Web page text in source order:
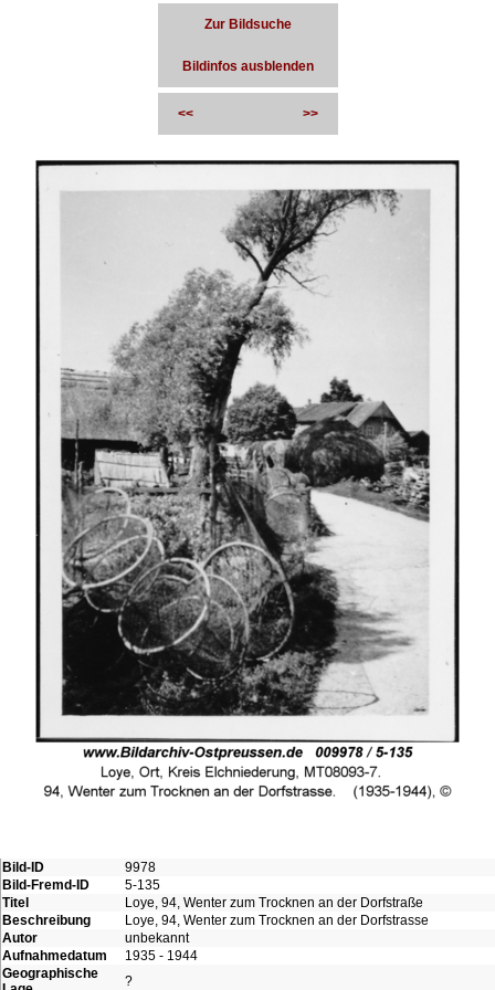
Zur Bildsuche
Bildinfos ausblenden
<< >>
Bild-ID
9978
Bild-Fremd-ID
5-135
Titel
Loye, 94, Wenter zum Trocknen an der Dorfstraße
Beschreibung
Loye, 94, Wenter zum Trocknen an der Dorfstrasse
Autor
unbekannt
Aufnahmedatum
1935 - 1944
Geographische
?